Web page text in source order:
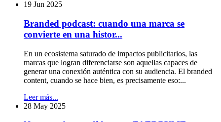
19 Jun 2025
Branded podcast: cuando una marca se
convierte en una histor...
En un ecosistema saturado de impactos publicitarios, las
marcas que logran diferenciarse son aquellas capaces de
generar una conexión auténtica con su audiencia. El branded
content, cuando se hace bien, es precisamente eso:...
Leer más...
28 May 2025